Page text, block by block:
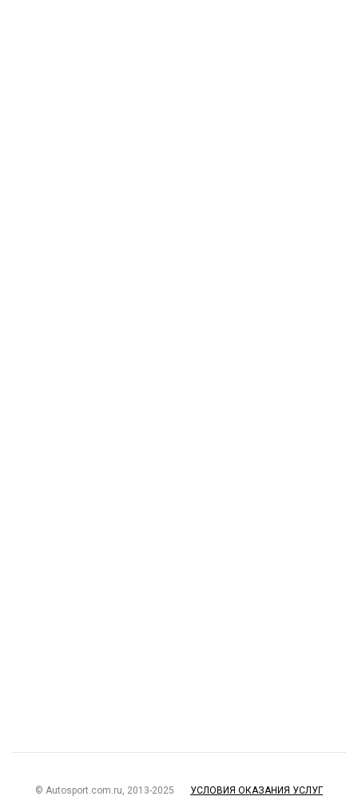
© Autosport.com.ru, 2013-2025 УСЛОВИЯ ОКАЗАНИЯ УСЛУГ